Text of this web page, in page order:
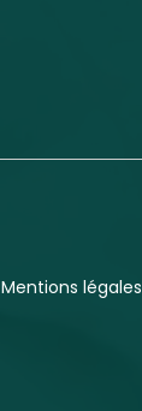
Mentions légales